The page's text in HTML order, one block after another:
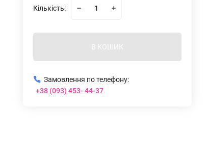
Кількість:
В КОШИК
Замовлення по телефону:
+38 (093) 453- 44-37